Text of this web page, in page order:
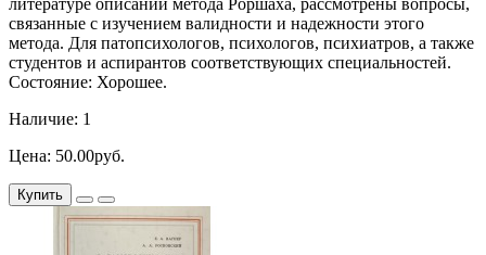
литературе описаний метода Роршаха, рассмотрены вопросы,
связанные с изучением валидности и надежности этого
метода. Для патопсихологов, психологов, психиатров, а также
студентов и аспирантов соответствующих специальностей.
Состояние: Хорошее.
Наличие: 1
Цена: 50.00руб.
Купить